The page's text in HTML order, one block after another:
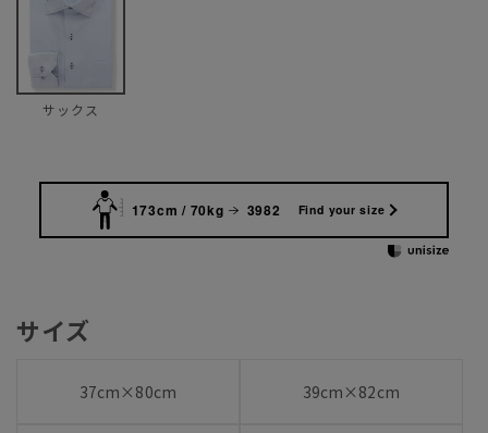
サックス
173cm / 70kg 3982 Find your size
サイズ
37cm×80cm 39cm×82cm